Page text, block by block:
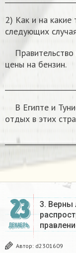
2) Как и на какие
следующих
Правительство
цены на бензин.
В Египте и
отдых в этих
23
ДЕКАБРЬ
3. Верны
Автор: d2301609